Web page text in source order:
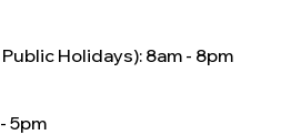
Holidays): 8am - 8pm
5pm